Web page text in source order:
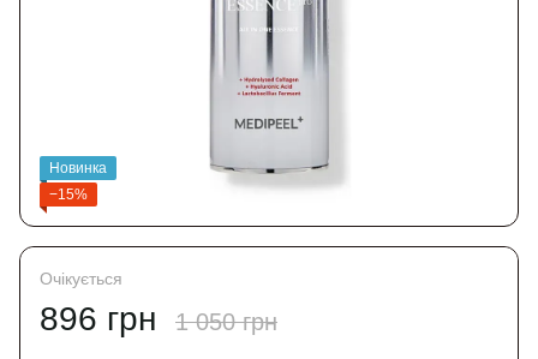
Новинка
−15%
Очікується
896 грн 1 050 грн